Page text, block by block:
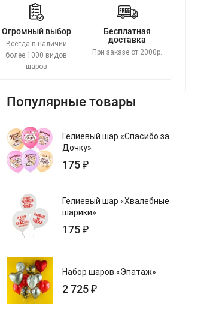
Огромный выбор
Всегда в наличии
более 1000 видов
шаров
Бесплатная
доставка
При заказе от 2000р.
Гелиевый шар «Агат Фуксия»
280 ₽
Гелиевый шар
Популярные товары
Гелиевый шар «Спасибо за
Дочку»
175 ₽
Гелиевый шар «Хвалебные
шарики»
175 ₽
Набор шаров «Эпатаж»
2 725 ₽